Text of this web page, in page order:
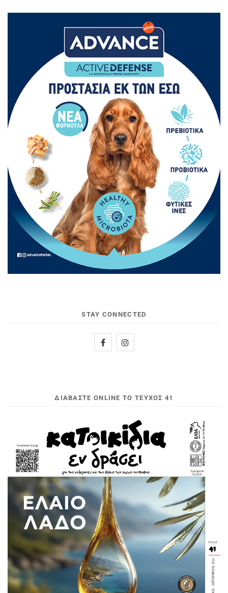
STAY CONNECTED
ΔΙΑΒΆΣΤΕ ONLINE ΤΟ ΤΕΎΧΟΣ 41